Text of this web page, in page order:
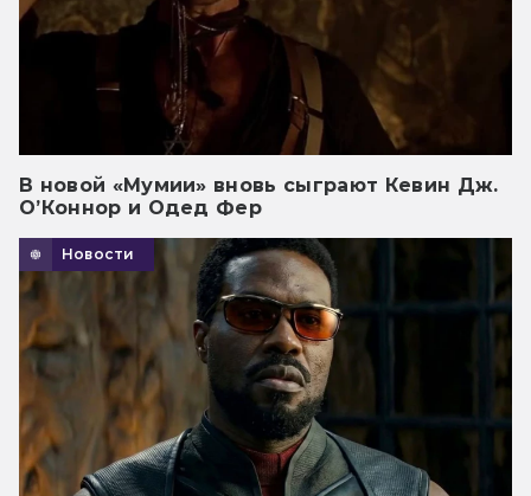
В новой «Мумии» вновь сыграют Кевин Дж.
О’Коннор и Одед Фер
Новости